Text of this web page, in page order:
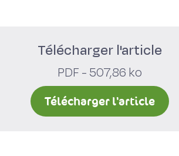
Télécharger l'article
PDF - 507,86 ko
Télécharger l'article